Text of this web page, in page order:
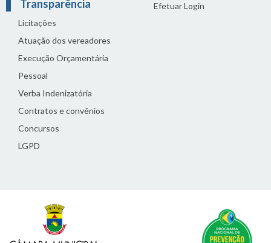
Transparência
Licitações
Atuação dos vereadores
Execução Orçamentária
Pessoal
Verba Indenizatória
Contratos e convênios
Concursos
LGPD
Efetuar Login